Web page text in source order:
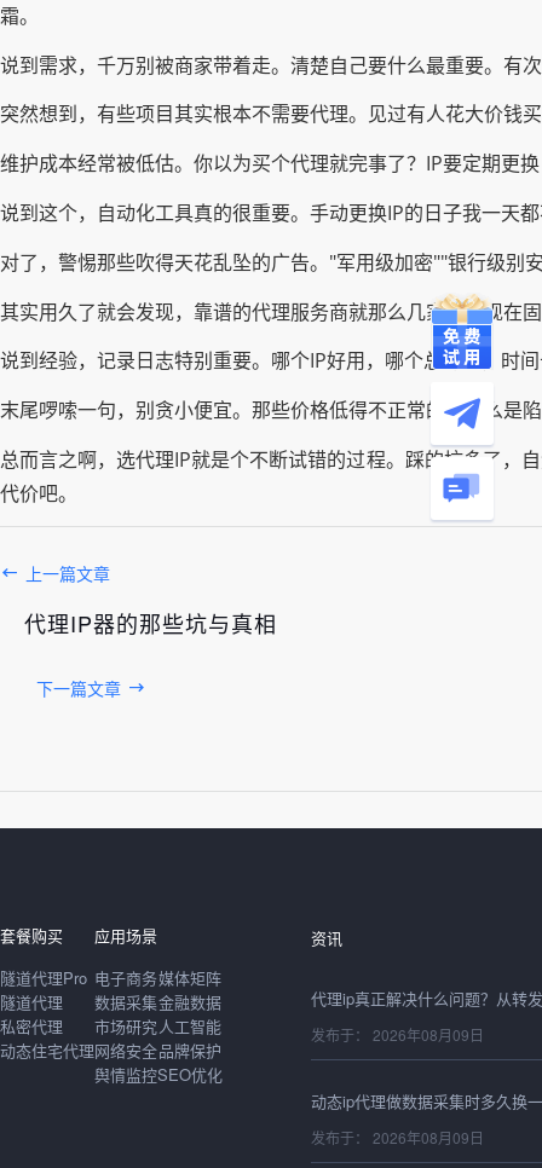
霜。
说到需求，千万别被商家带着走。清楚自己要什么最重要。有
突然想到，有些项目其实根本不需要代理。见过有人花大价钱
维护成本经常被低估。你以为买个代理就完事了？IP要定期更
说到这个，自动化工具真的很重要。手动更换IP的日子我一天
对了，警惕那些吹得天花乱坠的广告。"军用级加密""银行级别
其实用久了就会发现，靠谱的代理服务商就那么几家。我现在
说到经验，记录日志特别重要。哪个IP好用，哪个总掉线，时
末尾啰嗦一句，别贪小便宜。那些价格低得不正常的，要么是
总而言之啊，选代理IP就是个不断试错的过程。踩的坑多了，
代价吧。
上一篇文章
代理IP器的那些坑与真相
下一篇文章
套餐购买
隧道代理Pro
隧道代理
私密代理
动态住宅代理
应用场景
电子商务
数据采集
市场研究
网络安全
舆情监控
媒体矩阵
金融数据
人工智能
品牌保护
SEO优化
资讯
发布于： 2026年08月09日
发布于： 2026年08月09日
发布于： 2026年08月09日